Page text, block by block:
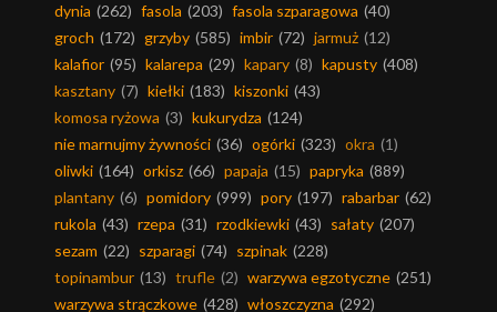
dynia (262) fasola (203) fasola szparagowa (40)
groch (172) grzyby (585) imbir (72) jarmuż (12)
kalafior (95) kalarepa (29) kapary (8) kapusty (408)
kasztany (7) kiełki (183) kiszonki (43)
komosa ryżowa (3) kukurydza (124)
nie marnujmy żywności (36) ogórki (323) okra (1)
oliwki (164) orkisz (66) papaja (15) papryka (889)
plantany (6) pomidory (999) pory (197) rabarbar (62)
rukola (43) rzepa (31) rzodkiewki (43) sałaty (207)
sezam (22) szparagi (74) szpinak (228)
topinambur (13) trufle (2) warzywa egzotyczne (251)
warzywa strączkowe (428) włoszczyzna (292)